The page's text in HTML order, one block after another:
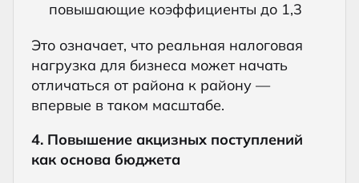
повышающие коэффициенты до 1,3
Это означает, что реальная налоговая
нагрузка для бизнеса может начать
отличаться от района к району —
впервые в таком масштабе.
4. Повышение акцизных поступлений
как основа бюджета